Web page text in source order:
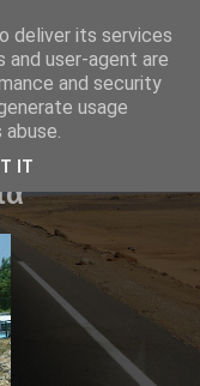
deliver its services
and user-agent are
and security
usage
IT